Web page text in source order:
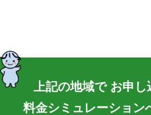
上記の地域で お申し
料金シミュレーション